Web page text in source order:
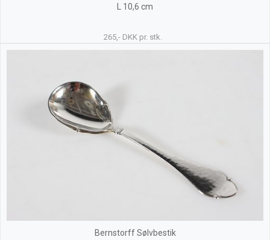
L 10,6 cm
265,- DKK pr. stk.
Bernstorff Sølvbestik